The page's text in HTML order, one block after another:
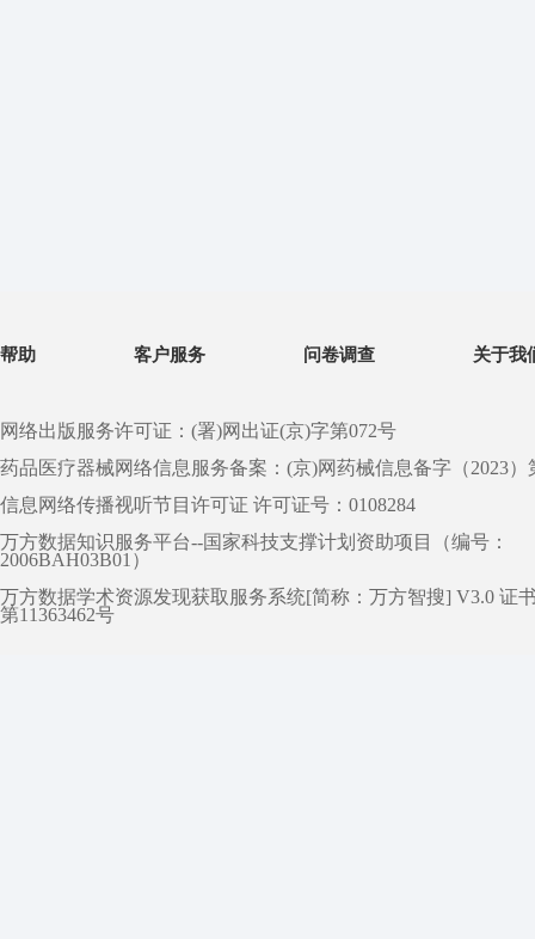
帮助 客户服务 问卷调查 关于我
网络出版服务许可证：(署)网出证(京)字第072号
药品医疗器械网络信息服务备案：(京)网药械信息备字（2023）
信息网络传播视听节目许可证 许可证号：0108284
万方数据知识服务平台--国家科技支撑计划资助项目（编号：
2006BAH03B01）
万方数据学术资源发现获取服务系统[简称：万方智搜] V3.0 证
第11363462号